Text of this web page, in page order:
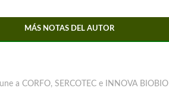
MÁS NOTAS DEL AUTOR
a CORFO, SERCOTEC e INNOVA BIOBIO